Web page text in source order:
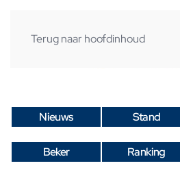
Terug naar hoofdinhoud
Nieuws Stand
Beker Ranking